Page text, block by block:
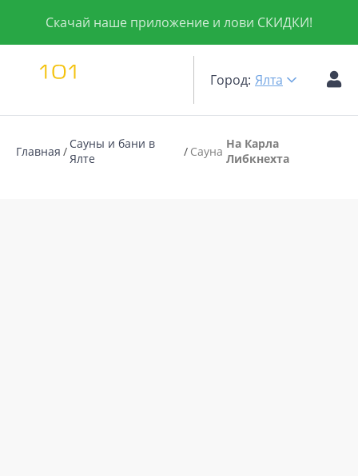
Скачай наше приложение и лови СКИДКИ!
Город: Ялта
Главная
Сауны и бани в
Ялте
Сауна На Карла
Либкнехта